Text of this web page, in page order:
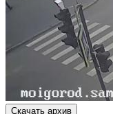
Скачать архив